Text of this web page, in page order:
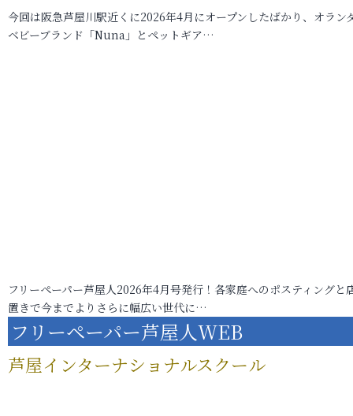
今回は阪急芦屋川駅近くに2026年4月にオープンしたばかり、オラン
ベビーブランド「Nuna」とペットギア…
フリーペーパー芦屋人2026年4月号発行！各家庭へのポスティングと
置きで今までよりさらに幅広い世代に…
フリーペーパー芦屋人WEB
芦屋インターナショナルスクール